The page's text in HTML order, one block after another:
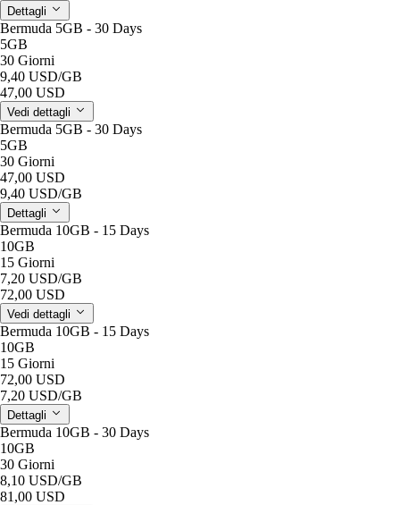
Dettagli
Bermuda 5GB - 30 Days
5GB
30 Giorni
9,40 USD/GB
47,00 USD
Vedi dettagli
Bermuda 5GB - 30 Days
5GB
30 Giorni
47,00 USD
9,40 USD/GB
Dettagli
Bermuda 10GB - 15 Days
10GB
15 Giorni
7,20 USD/GB
72,00 USD
Vedi dettagli
Bermuda 10GB - 15 Days
10GB
15 Giorni
72,00 USD
7,20 USD/GB
Dettagli
Bermuda 10GB - 30 Days
10GB
30 Giorni
8,10 USD/GB
81,00 USD